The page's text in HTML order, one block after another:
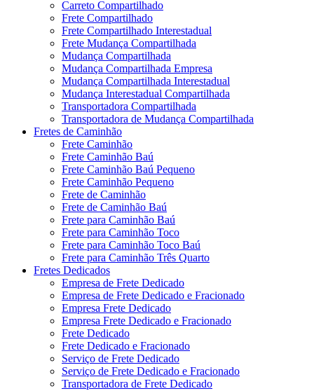
Carreto Compartilhado
Frete Compartilhado
Frete Compartilhado Interestadual
Frete Mudança Compartilhada
Mudança Compartilhada
Mudança Compartilhada Empresa
Mudança Compartilhada Interestadual
Mudança Interestadual Compartilhada
Transportadora Compartilhada
Transportadora de Mudança Compartilhada
Fretes de Caminhão
Frete Caminhão
Frete Caminhão Baú
Frete Caminhão Baú Pequeno
Frete Caminhão Pequeno
Frete de Caminhão
Frete de Caminhão Baú
Frete para Caminhão Baú
Frete para Caminhão Toco
Frete para Caminhão Toco Baú
Frete para Caminhão Três Quarto
Fretes Dedicados
Empresa de Frete Dedicado
Empresa de Frete Dedicado e Fracionado
Empresa Frete Dedicado
Empresa Frete Dedicado e Fracionado
Frete Dedicado
Frete Dedicado e Fracionado
Serviço de Frete Dedicado
Serviço de Frete Dedicado e Fracionado
Transportadora de Frete Dedicado